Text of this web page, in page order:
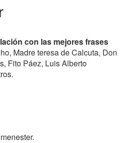
con las mejores frases
Madre teresa de Calcuta, Don
Fito Páez, Luis Alberto